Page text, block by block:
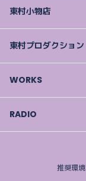
東村小物店
東村プロダクション
WORKS
RADIO
推奨環境